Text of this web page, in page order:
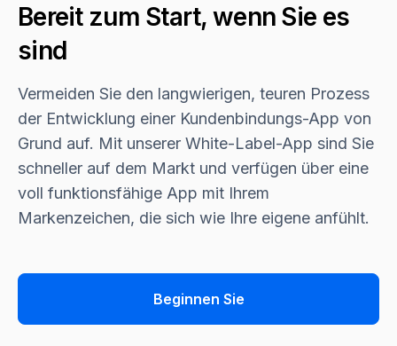
Bereit zum Start, wenn Sie es
sind
Vermeiden Sie den langwierigen, teuren Prozess
der Entwicklung einer Kundenbindungs-App von
Grund auf. Mit unserer White-Label-App sind Sie
schneller auf dem Markt und verfügen über eine
voll funktionsfähige App mit Ihrem
Markenzeichen, die sich wie Ihre eigene anfühlt.
Beginnen Sie